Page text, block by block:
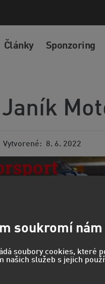
Články Sponzoring
Vytvorené 8. 6. 2022
věhlasný
s vozy Hyundai i30 N
dosáhl na pódiová
soukromí
soubory cookies, které
našich služeb s jejich